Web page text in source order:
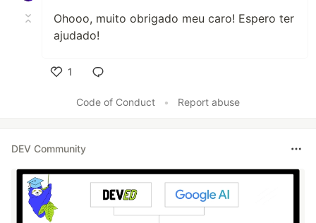
Ohooo, muito obrigado meu caro! Espero ter
ajudado!
1
Code of Conduct
• Report abuse
DEV Community